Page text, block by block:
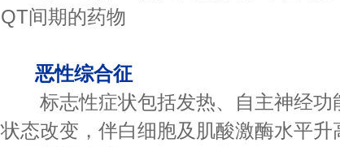
QT间期的药物
恶性综合征
标志性症状包括发热、自主神经功
状态改变，伴白细胞及肌酸激酶水平升